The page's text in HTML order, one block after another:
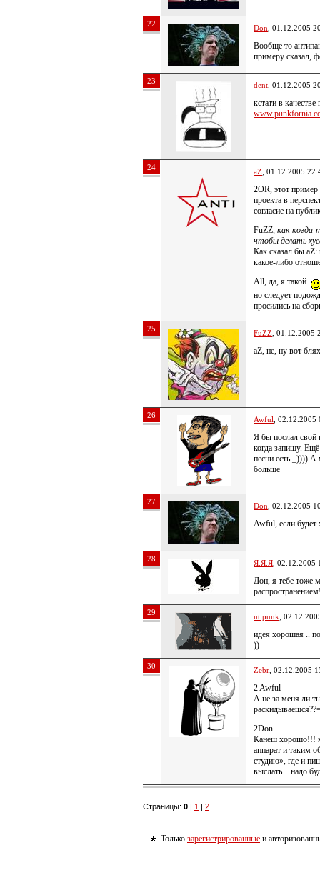
22 Don , 01.12.2005
Вообще то
примеру сказал,
23 dent , 01.12.2005
кстати в
24 aZ , 01.12.2005
2OR, этот пример
проекта в
согласие на
FuZZ, как когда-
чтобы делать
Как сказал бы aZ:
какое-либо
All, да, я такой.
но следует
просились на
25 FuZZ , 01.12.2005
aZ, не, ну вот
26 Awful , 02.12.2005
Я бы послал
когда запишу.
песни есть _))))
больше
27 Don , 02.12.2005
Awful, если
28 Я.Я.Я , 02.12.2005
Дон, я тебе тоже
29 ntlpunk ,
идея хорошая ..
))
30 Zebr , 02.12.2005
2 Awful
А не за меня ли
2Don
Канеш хорошо!!!
аппарат и таким
студию», где и
выслать…надо
Страницы: 0 | 1 | 2
Только зарегистрированные и